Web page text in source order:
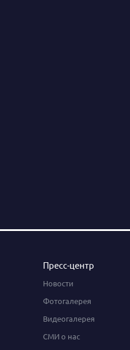
Пресс-центр
Новости
Фотогалерея
Видеогалерея
СМИ о нас